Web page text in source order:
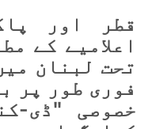
قطر اور
اعلامیے کے
تحت لبنان
فوری طور پر
خصوصی "ڈی-